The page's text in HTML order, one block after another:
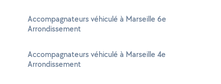
Accompagnateurs véhiculé à Marseille 6e
Arrondissement
Accompagnateurs véhiculé à Marseille 4e
Arrondissement